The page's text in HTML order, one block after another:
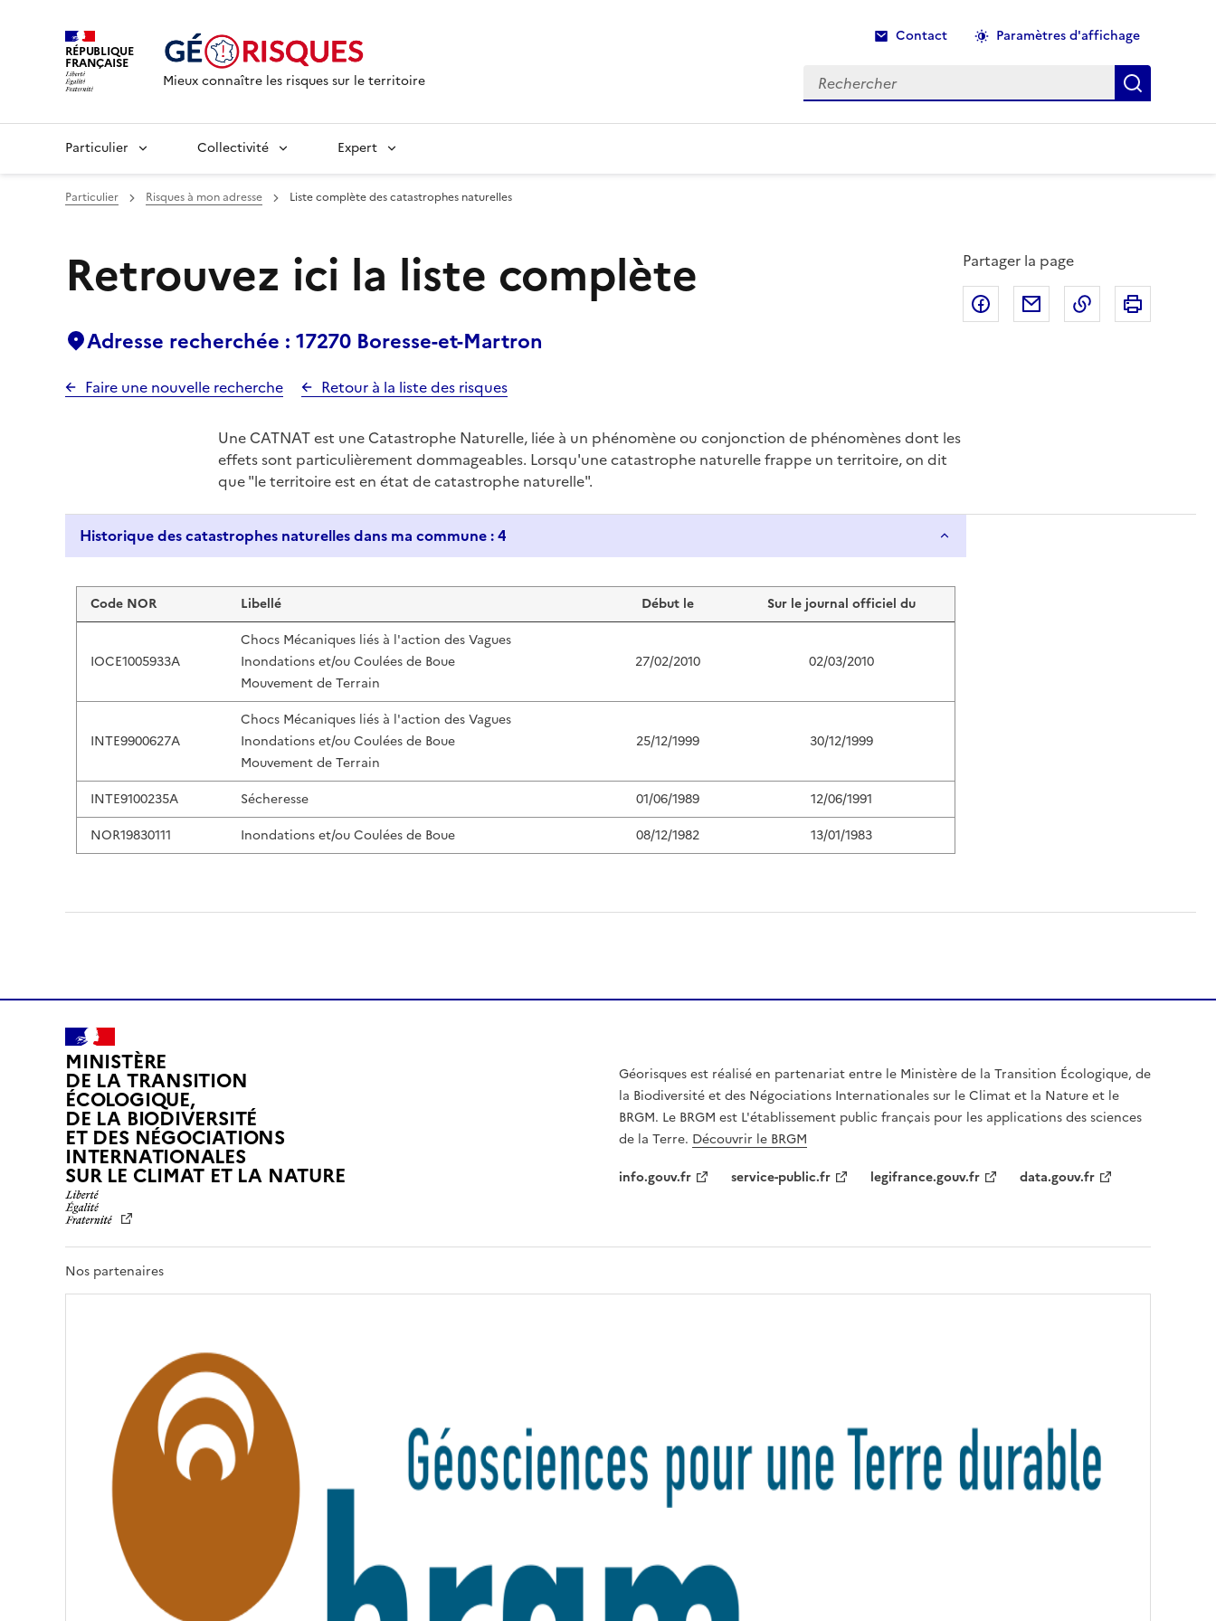
RÉPUBLIQUE
FRANÇAISE
Mieux connaître les risques sur le territoire
Contact Paramètres d'affichage
Rechercher Recherche
Particulier Collectivité Expert
Particulier Risques à mon adresse Liste complète des catastrophes naturelles
Retrouvez ici la liste complète
Adresse recherchée : 17270 Boresse-et-Martron
Faire une nouvelle recherche Retour à la liste des risques
Partager la page
Partager sur Facebook
Partager par email
Copier dans le
Une CATNAT est une Catastrophe Naturelle, liée à un phénomène ou conjonction de phénomènes dont les
effets sont particulièrement dommageables. Lorsqu'une catastrophe naturelle frappe un territoire, on dit
que "le territoire est en état de catastrophe naturelle".
Historique des catastrophes naturelles dans ma commune : 4
Liste de résultats
Code NOR Libellé Début le Sur le journal officiel du
IOCE1005933A
Chocs Mécaniques liés à l'action des Vagues
Inondations et/ou Coulées de Boue
Mouvement de Terrain
27/02/2010 02/03/2010
INTE9900627A
Chocs Mécaniques liés à l'action des Vagues
Inondations et/ou Coulées de Boue
Mouvement de Terrain
25/12/1999 30/12/1999
INTE9100235A Sécheresse 01/06/1989
12/06/1991
NOR19830111
Inondations et/ou Coulées de Boue 08/12/1982 13/01/1983
MINISTÈRE
DE LA TRANSITION
ÉCOLOGIQUE,
DE LA BIODIVERSITÉ
ET DES NÉGOCIATIONS
INTERNATIONALES
SUR LE CLIMAT ET LA NATUREL
R
É
R
R
N
Géorisques est réalisé en partenariat entre le Ministère de la Transition Écologique, de
la Biodiversité et des Négociations Internationales sur le Climat et la Nature et le
BRGM. Le BRGM est L'établissement public français pour les applications des sciences
de la Terre. Découvrir le BRGM
info.gouv.fr
service-public.fr legifrance.gouv.fr data.gouv.fr
Nos partenaires